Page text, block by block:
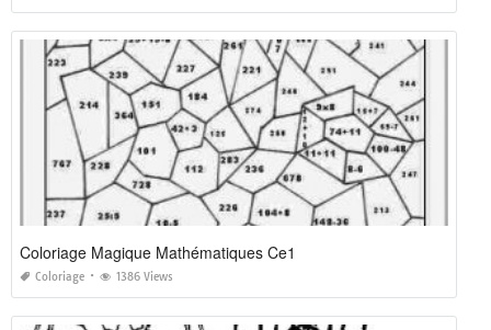
Coloriage Magique Mathématiques Ce1
Coloriage 1386 Views